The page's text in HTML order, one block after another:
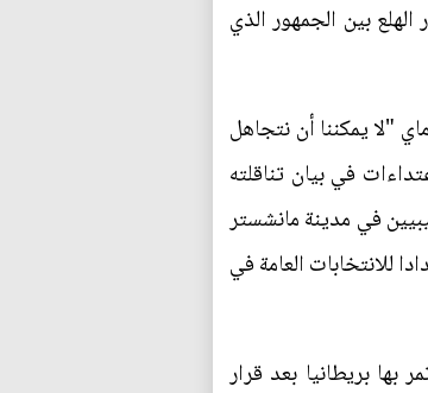
وأثار الهلع بين الجمهور الذي
"لا يمكننا أن نتجاهل
في بيان تناقلته
في مدينة مانشستر
للانتخابات العامة في
بريطانيا بعد قرار